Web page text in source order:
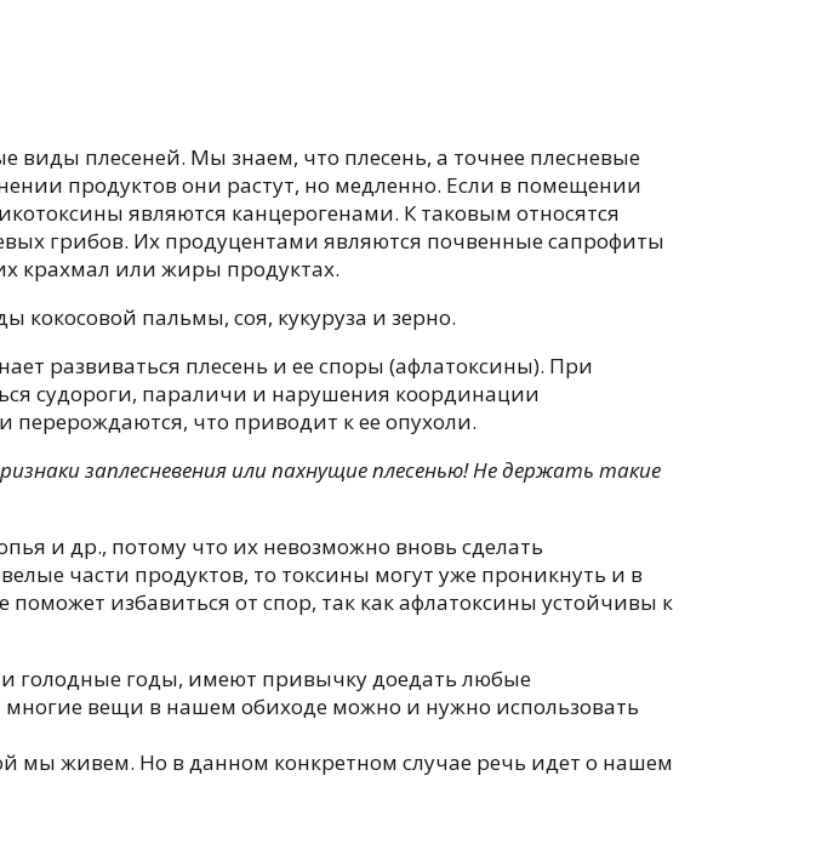
плесеней. Мы знаем, что плесень, а точнее плесневые
продуктов они растут, но медленно. Если в помещении
являются канцерогенами. К таковым относятся
грибов. Их продуцентами являются почвенные сапрофиты
крахмал или жиры продуктах.
кокосовой пальмы, соя, кукуруза и зерно.
развиваться плесень и ее споры (афлатоксины). При
судороги, параличи и нарушения координации
перерождаются, что приводит к ее опухоли.
заплесневения или пахнущие плесенью! Не держать такие
и др., потому что их невозможно вновь сделать
части продуктов, то токсины могут уже проникнуть и в
избавиться от спор, так как афлатоксины устойчивы к
голодные годы, имеют привычку доедать любые
многие вещи в нашем обиходе можно и нужно использовать
мы живем. Но в данном конкретном случае речь идет о нашем